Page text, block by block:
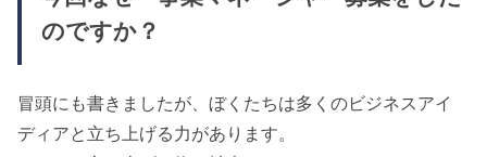
のですか？
冒頭にも書きましたが、ぼくたちは多くのビジネスアイ
ディアと立ち上げる力があります。